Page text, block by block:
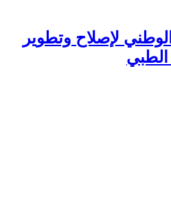
لإصلاح وتطوير